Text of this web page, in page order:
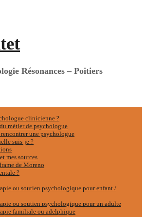
Résonances – Poitiers
clinicienne ?
métier de psychologue
rencontrer une psychologue
suis-je ?
mes sources
de Moreno
?
ou soutien psychologique pour enfant /
ou soutien psychologique pour un adulte
familiale ou adelphique